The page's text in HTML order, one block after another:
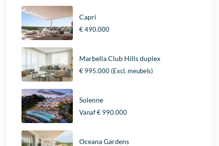
Capri
€ 490.000
Marbella Club Hills duplex
€ 995.000(Excl. meubels)
Solenne
Vanaf€ 990.000
Oceana Gardens